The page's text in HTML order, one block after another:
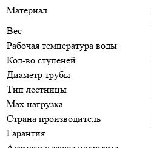
Материал
Вес
Рабочая температура воды
Кол-во ступеней
Диаметр трубы
Тип лестницы
Мax нагрузка
Страна производитель
Гарантия